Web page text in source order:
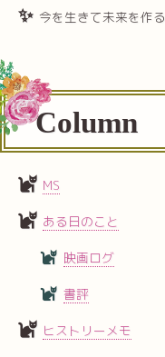
今を生きて未来を作る
Column
MS
ある日のこと
映画ログ
書評
ヒストリーメモ